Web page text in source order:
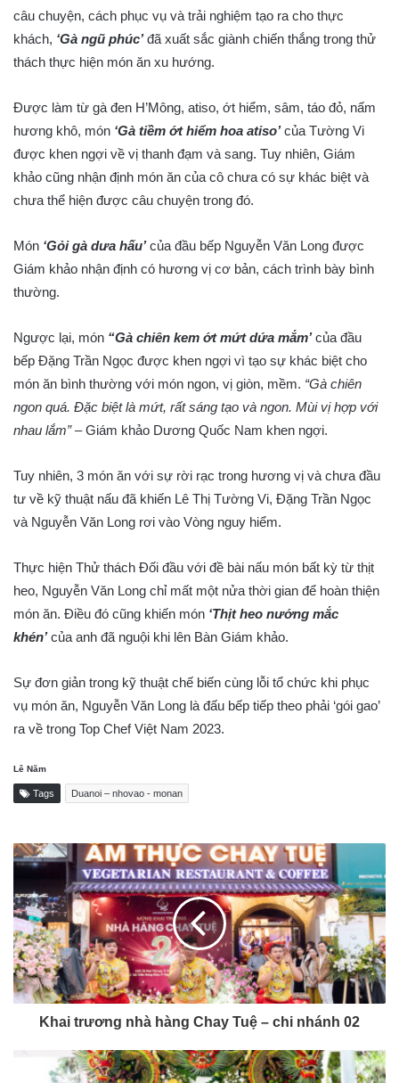
câu chuyện, cách phục vụ và trải nghiệm tạo ra cho thực
khách, ‘Gà ngũ phúc’đã xuất sắc giành chiến thắng trong thử
thách thực hiện món ăn xu hướng.
Được làm từ gà đen H’Mông, atiso, ớt hiểm, sâm, táo đỏ, nấm
hương khô, món ‘Gà tiềm ớt hiểm hoa atiso’của Tường Vi
được khen ngợi về vị thanh đạm và sang. Tuy nhiên, Giám
khảo cũng nhận định món ăn của cô chưa có sự khác biệt và
chưa thể hiện được câu chuyện trong đó.
Món ‘Gỏi gà dưa hấu’của đầu bếp Nguyễn Văn Long được
Giám khảo nhận định có hương vị cơ bản, cách trình bày bình
thường.
Ngược lại, món “Gà chiên kem ớt mứt dứa mắm’của đầu
bếp Đặng Trần Ngọc được khen ngợi vì tạo sự khác biệt cho
món ăn bình thường với món ngon, vị giòn, mềm. “Gà chiên
ngon quá. Đặc biệt là mứt, rất sáng tạo và ngon. Mùi vị hợp với
nhau lắm”– Giám khảo Dương Quốc Nam khen ngợi.
Tuy nhiên, 3 món ăn với sự rời rạc trong hương vị và chưa đầu
tư về kỹ thuật nấu đã khiến Lê Thị Tường Vi, Đặng Trần Ngọc
và Nguyễn Văn Long rơi vào Vòng nguy hiểm.
Thực hiện Thử thách Đối đầu với đề bài nấu món bất kỳ từ thịt
heo, Nguyễn Văn Long chỉ mất một nửa thời gian để hoàn thiện
món ăn. Điều đó cũng khiến món ‘Thịt heo nướng mắc
khén’của anh đã nguội khi lên Bàn Giám khảo.
Sự đơn giản trong kỹ thuật chế biến cùng lỗi tổ chức khi phục
vụ món ăn, Nguyễn Văn Long là đấu bếp tiếp theo phải ‘gói gao’
ra về trong Top Chef Việt Nam 2023.
Lê Năm
Tags Duanoi – nhovao - monan
Khai trương nhà hàng Chay Tuệ – chi nhánh 02